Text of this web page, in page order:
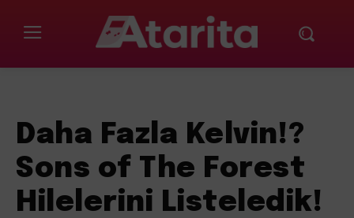
Daha Fazla Kelvin!?
Sons of The Forest
Hilelerini Listeledik!